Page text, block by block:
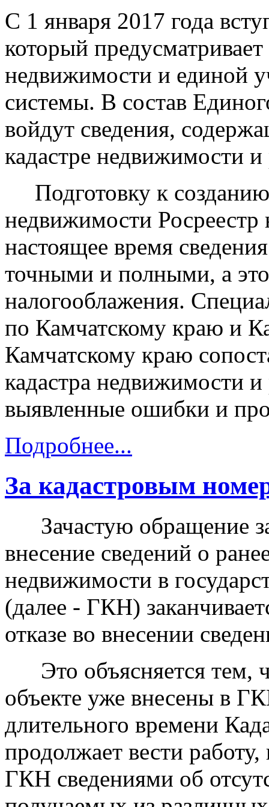
С 1 января 2017 года
который
недвижимости и единой
системы. В состав
войдут сведения,
кадастре недвижимости и
Подготовку к
недвижимости Росреестр
настоящее время
точными и полными, а
налогооблажения.
по Камчатскому краю и
Камчатскому краю
кадастра недвижимости и
выявленные ошибки и
Подробнее...
За кадастровым
Зачастую обращение
внесение сведений о
недвижимости в
(далее - ГКН)
отказе во внесении
Это объясняется тем,
объекте уже внесены в
длительного времени
продолжает вести
ГКН сведениями об